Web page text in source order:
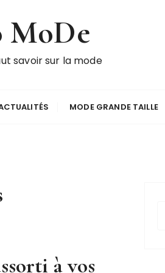
MoDe
savoir sur la mode
MODE GRANDE TAILLE
à vos